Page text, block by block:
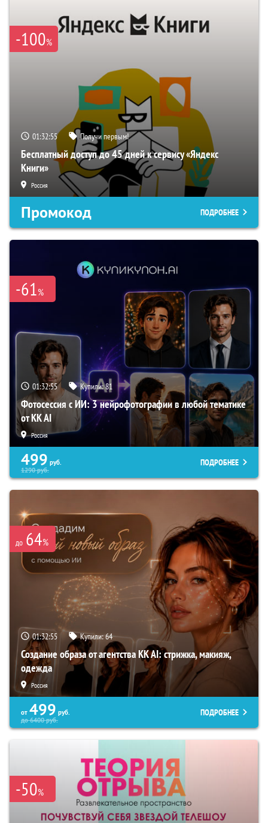
-100%
01:32:54 Получи первым!
Бесплатный доступ до 45 дней к сервису «Яндекс
Книги»
Россия
Промокод ПОДРОБНЕЕ
-61%
01:32:54 Купили:81
Фотосессия с ИИ: 3 нейрофотографии в любой тематике
от KK AI
Россия
499 руб.
1290руб.
ПОДРОБНЕЕ
до 64%
01:32:54 Купили:64
Создание образа от агентства KK AI: стрижка, макияж,
одежда
Россия
от 499 руб.
до6400руб.
ПОДРОБНЕЕ
-50%